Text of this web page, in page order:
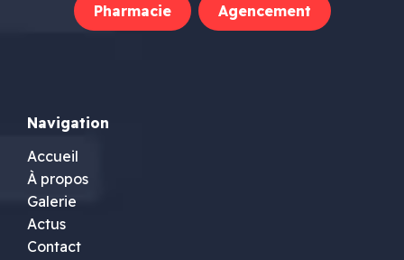
Pharmacie Agencement
Navigation
Accueil
À propos
Galerie
Actus
Contact